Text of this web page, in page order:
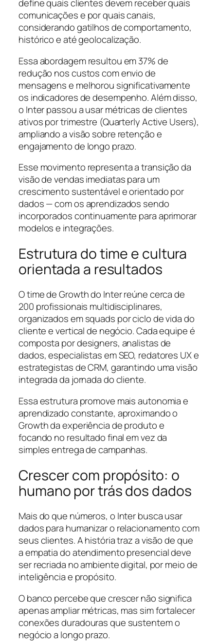
define quais clientes devem receber quais
comunicações e por quais canais,
considerando gatilhos de comportamento,
histórico e até geolocalização.
Essa abordagem resultou em 37% de
redução nos custos com envio de
mensagens e melhorou significativamente
os indicadores de desempenho. Além disso,
o Inter passou a usar métricas de clientes
ativos por trimestre (Quarterly Active Users),
ampliando a visão sobre retenção e
engajamento de longo prazo.
Esse movimento representa a transição da
visão de vendas imediatas para um
crescimento sustentável e orientado por
dados — com os aprendizados sendo
incorporados continuamente para aprimorar
modelos e integrações.
Estrutura do time e cultura
orientada a resultados
O time de Growth do Inter reúne cerca de
200 profissionais multidisciplinares,
organizados em squads por ciclo de vida do
cliente e vertical de negócio. Cada equipe é
composta por designers, analistas de
dados, especialistas em SEO, redatores UX e
estrategistas de CRM, garantindo uma visão
integrada da jornada do cliente.
Essa estrutura promove mais autonomia e
aprendizado constante, aproximando o
Growth da experiência de produto e
focando no resultado final em vez da
simples entrega de campanhas.
Crescer com propósito: o
humano por trás dos dados
Mais do que números, o Inter busca usar
dados para humanizar o relacionamento com
seus clientes. A história traz a visão de que
a empatia do atendimento presencial deve
ser recriada no ambiente digital, por meio de
inteligência e propósito.
O banco percebe que crescer não significa
apenas ampliar métricas, mas sim fortalecer
conexões duradouras que sustentem o
negócio a longo prazo.